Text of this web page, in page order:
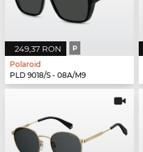
249,37 RON P
Polaroid
PLD 9018/S - 08A/M9